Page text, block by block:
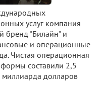
услуг компания
бренд "Билайн" и
и операционные
Чистая операционная
составили 2,5
долларов